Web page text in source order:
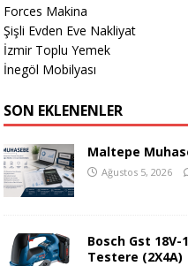
Forces Makina
Şişli Evden Eve Nakliyat
İzmir Toplu Yemek
İnegöl Mobilyası
SON EKLENENLER
Maltepe
Ağustos 5, 2026
Bosch Gst 18V-
Testere (2X4A)